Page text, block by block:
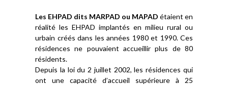
Les EHPAD dits MARPAD ou MAPAD étaient en
réalité les EHPAD implantés en milieu rural ou
urbain créés dans les années 1980 et 1990. Ces
résidences ne pouvaient accueillir plus de 80
résidents.
Depuis la loi du 2 juillet 2002, les résidences qui
ont une capacité d’accueil supérieure à 25